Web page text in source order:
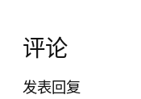
评论
发表回复